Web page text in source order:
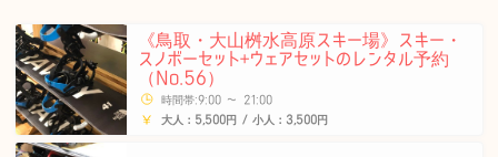
《鳥取・大山桝水高原スキー場》スキー・
スノボーセット+ウェアセットのレンタル予約
（No.56）
時間帯:9:00 〜 21:00
大人：5,500円 / 小人：3,500円